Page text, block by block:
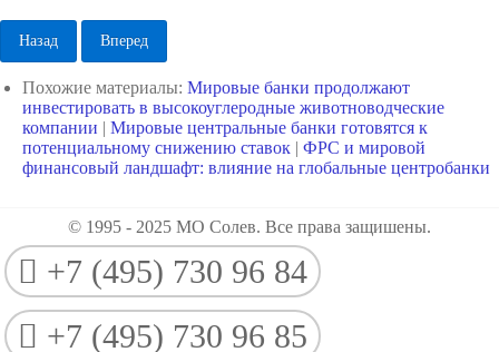
Назад Вперед
Похожие материалы: Мировые банки продолжают
инвестировать в высокоуглеродные животноводческие
компании | Мировые центральные банки готовятся к
потенциальному снижению ставок | ФРС и мировой
финансовый ландшафт: влияние на глобальные центробанки
© 1995 - 2025 МО Солев. Все права защишены.
+7 (495) 730 96 84
+7 (495) 730 96 85